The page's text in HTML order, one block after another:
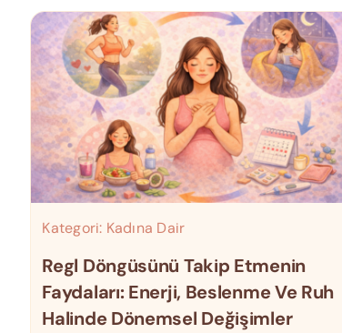
Kategori: Kadına Dair
Regl Döngüsünü Takip Etmenin
Faydaları: Enerji, Beslenme Ve Ruh
Halinde Dönemsel Değişimler